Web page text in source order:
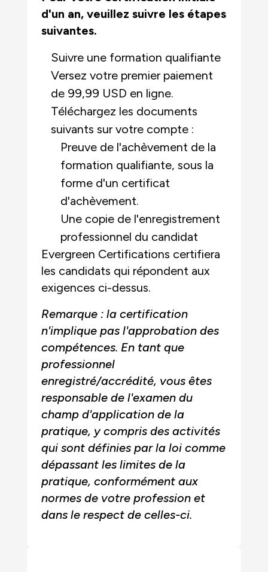
d'un an, veuillez suivre les étapes
suivantes.
Suivre une formation qualifiante
Versez votre premier paiement
de 99,99 USD en ligne.
Téléchargez les documents
suivants sur votre compte :
Preuve de l'achèvement de la
formation qualifiante, sous la
forme d'un certificat
d'achèvement.
Une copie de l'enregistrement
professionnel du candidat
Evergreen Certifications certifiera
les candidats qui répondent aux
exigences ci-dessus.
Remarque : la certification
n'implique pas l'approbation des
compétences. En tant que
professionnel
enregistré/accrédité, vous êtes
responsable de l'examen du
champ d'application de la
pratique, y compris des activités
qui sont définies par la loi comme
dépassant les limites de la
pratique, conformément aux
normes de votre profession et
dans le respect de celles-ci.